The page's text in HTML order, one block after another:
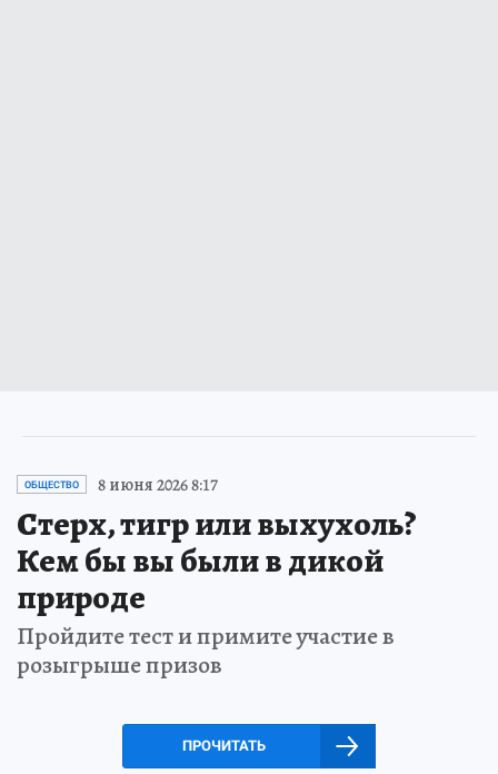
ОБЩЕСТВО 8 июня 2026 8:17
Стерх, тигр или выхухоль?
Кем бы вы были в дикой
природе
Пройдите тест и примите участие в
розыгрыше призов
ПРОЧИТАТЬ